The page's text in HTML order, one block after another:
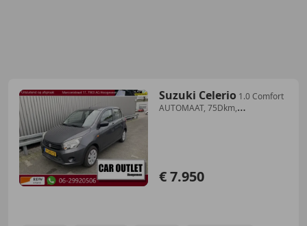
Suzuki Celerio 1.0 Comfort
AUTOMAAT, 75Dkm,
€ 7.950